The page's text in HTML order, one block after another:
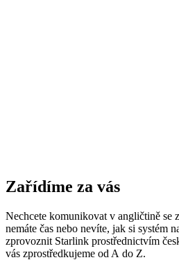
Zařídíme za vás
Nechcete komunikovat v angličtině se
nemáte čas nebo nevíte, jak si systém
zprovoznit Starlink prostřednictvím
vás zprostředkujeme od A do Z.